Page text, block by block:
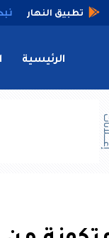
تطبيق النهار
الرئيسية